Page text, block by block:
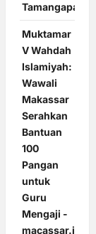
Tamangapa
Muktamar
V Wahdah
Islamiyah:
Wawali
Makassar
Serahkan
Bantuan
100
Pangan
untuk
Guru
Mengaji -
macassar.id